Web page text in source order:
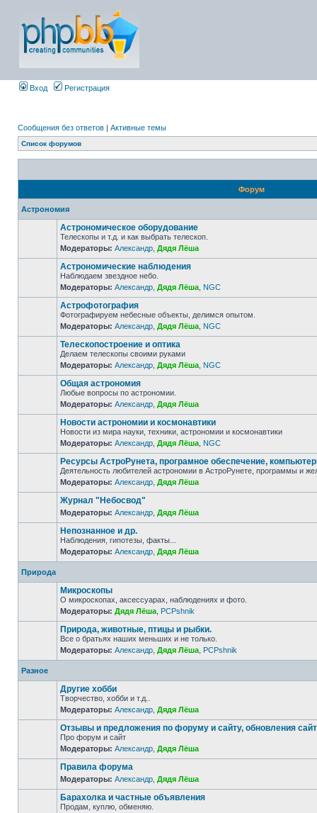
Вход Регистрация
Сообщения без ответов | Активные темы
Список форумов
Форум
Астрономия
Астрономическое оборудование
Телескопы и т.д. и как выбрать телескоп.
Модераторы: Александр Дядя Лёша
Астрономические наблюдения
Наблюдаем звездное небо.
Модераторы: Александр Дядя Лёша NGC
Астрофотография
Фотографируем небесные объекты, делимся опытом.
Модераторы: Александр Дядя Лёша NGC
Телескопостроение и оптика
Делаем телескопы своими руками
Модераторы: Александр Дядя Лёша NGC
Общая астрономия
Любые вопросы по астрономии.
Модераторы: Александр Дядя Лёша
Новости астрономии и космонавтики
Новости из мира науки, техники, астрономии и космонавтики
Модераторы: Александр Дядя Лёша NGC
Ресурсы АстроРунета, програмное обеспечение,
Деятельность любителей астрономии в АстроРунете, программы и
Модераторы: Александр Дядя Лёша
Журнал "Небосвод"
Модераторы: Александр Дядя Лёша
Непознанное и др.
Наблюдения, гипотезы, факты...
Модераторы: Александр Дядя Лёша
Природа
Микроскопы
О микроскопах, аксессуарах, наблюдениях и фото.
Модераторы: Дядя Лёша PCPshnik
Природа, животные, птицы и рыбки.
Все о братьях наших меньших и не только.
Модераторы: Александр Дядя Лёша PCPshnik
Разное
Другие хобби
Творчество, хобби и т.д..
Модераторы: Александр Дядя Лёша
Отзывы и предложения по форуму и сайту, обновления
Про форум и сайт
Модераторы: Александр Дядя Лёша
Правила форума
Модераторы: Александр Дядя Лёша
Барахолка и частные объявления
Продам, куплю, обменяю.